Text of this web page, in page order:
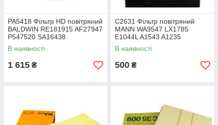
PA5418 Фільтр HD повітряний
BALDWIN RE181915 AF27947
P547520 SA16438
В наявності
1 615 ₴
C2631 Фільтр повітряний
MANN WA9547 LX1785
E1044L A1543 A1235
В наявності
500 ₴